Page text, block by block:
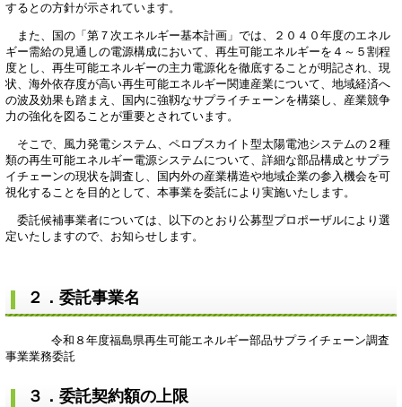
するとの方針が示されています。
また、国の「第７次エネルギー基本計画」では、２０４０年度のエネル
ギー需給の見通しの電源構成において、再生可能エネルギーを４～５割程
度とし、再生可能エネルギーの主力電源化を徹底することが明記され、現
状、海外依存度が高い再生可能エネルギー関連産業について、地域経済へ
の波及効果も踏まえ、国内に強靱なサプライチェーンを構築し、産業競争
力の強化を図ることが重要とされています。
そこで、風力発電システム、ペロブスカイト型太陽電池システムの２種
類の再生可能エネルギー電源システムについて、詳細な部品構成とサプラ
イチェーンの現状を調査し、国内外の産業構造や地域企業の参入機会を可
視化することを目的として、本事業を委託により実施いたします。
委託候補事業者については、以下のとおり公募型プロポーザルにより選
定いたしますので、お知らせします。
２．委託事業名
令和８年度福島県再生可能エネルギー部品サプライチェーン調査
事業業務委託
３．委託契約額の上限